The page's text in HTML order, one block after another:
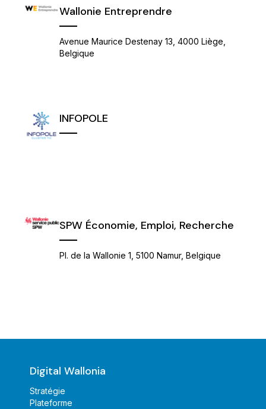
Wallonie Entreprendre
Avenue Maurice Destenay 13, 4000 Liège,
Belgique
INFOPOLE
SPW Économie, Emploi, Recherche
Pl. de la Wallonie 1, 5100 Namur, Belgique
Digital Wallonia
Stratégie
Plateforme